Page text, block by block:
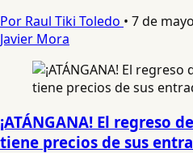
Por Raul Tiki Toledo • 7 de
Javier Mora
¡ATÁNGANA! El regreso
tiene precios de sus